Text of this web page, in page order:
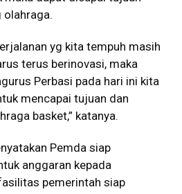
olahraga.
yg kita tempuh masih
terus berinovasi, maka
Perbasi pada hari ini kita
mencapai tujuan dan
basket,” katanya.
Pemda siap
anggaran kepada
pemerintah siap